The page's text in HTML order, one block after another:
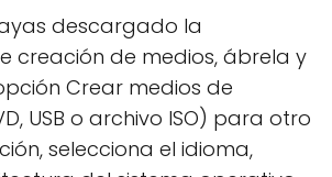
descargado la
creación de medios, ábrela y
Crear medios de
USB o archivo ISO) para otro
selecciona el idioma,